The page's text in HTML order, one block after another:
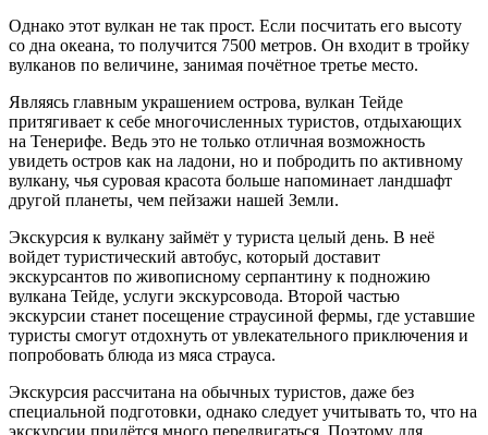
Однако этот вулкан не так прост. Если посчитать его высоту
со дна океана, то получится 7500 метров. Он входит в тройку
вулканов по величине, занимая почётное третье место.
Являясь главным украшением острова, вулкан Тейде
притягивает к себе многочисленных туристов, отдыхающих
на Тенерифе. Ведь это не только отличная возможность
увидеть остров как на ладони, но и побродить по активному
вулкану, чья суровая красота больше напоминает ландшафт
другой планеты, чем пейзажи нашей Земли.
Экскурсия к вулкану займёт у туриста целый день. В неё
войдет туристический автобус, который доставит
экскурсантов по живописному серпантину к подножию
вулкана Тейде, услуги экскурсовода. Второй частью
экскурсии станет посещение страусиной фермы, где уставшие
туристы смогут отдохнуть от увлекательного приключения и
попробовать блюда из мяса страуса.
Экскурсия рассчитана на обычных туристов, даже без
специальной подготовки, однако следует учитывать то, что на